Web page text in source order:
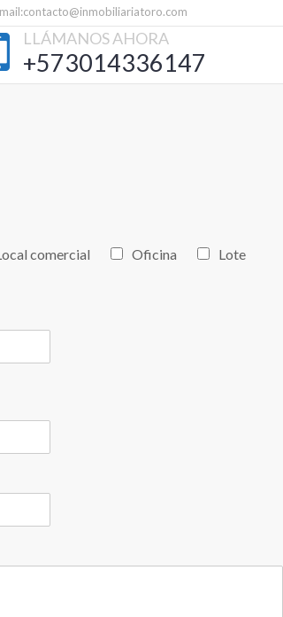
LLÁMANOS AHORA
+573014336147
comercial Oficina
Lote